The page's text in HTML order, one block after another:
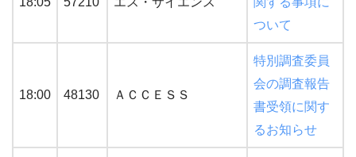
ついて
18:00 48130 ＡＣＣＥＳＳ
特別調査委員
会の調査報告
書受領に関す
るお知らせ